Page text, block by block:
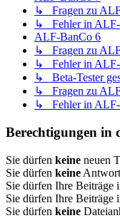
↳ Fragen zu
↳ Fehler in ALF-
ALF-BanCo 6
↳ Fragen zu
↳ Fehler in ALF-
↳ Beta-Tester
↳ Fragen zu
↳ Fehler in ALF-
Berechtigungen in
Sie dürfen keine neuen
Sie dürfen keine
Sie dürfen Ihre Beiträge
Sie dürfen Ihre Beiträge
Sie dürfen keine